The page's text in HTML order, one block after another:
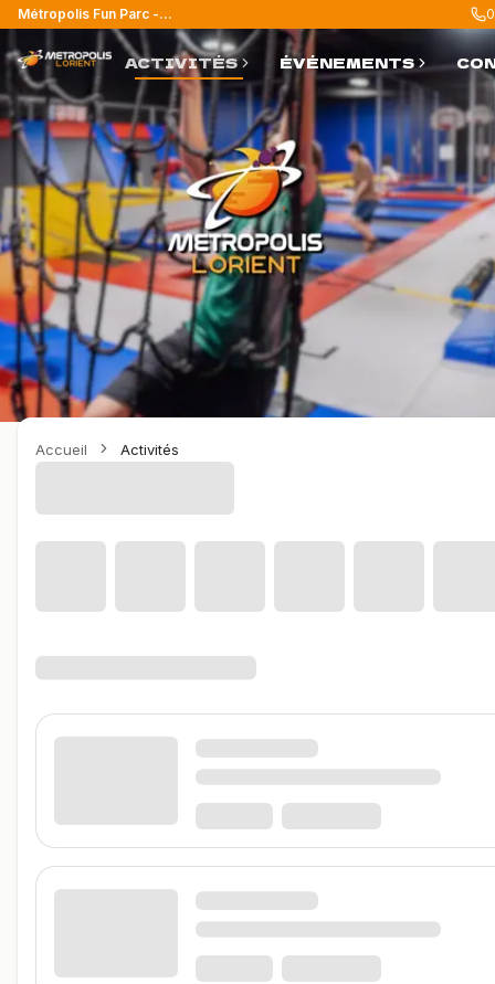
Métropolis Fun Parc - Lorient
ACTIVITÉS ÉVÉNEMENTS
Accueil Activités